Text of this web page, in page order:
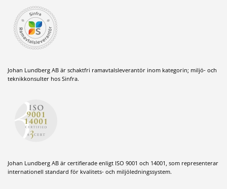
Johan Lundberg AB är schaktfri ramavtalsleverantör inom kategorin; miljö- och
teknikkonsulter hos Sinfra.
Johan Lundberg AB är certifierade enligt ISO 9001 och 14001, som representerar
internationell standard för kvalitets- och miljöledningssystem.